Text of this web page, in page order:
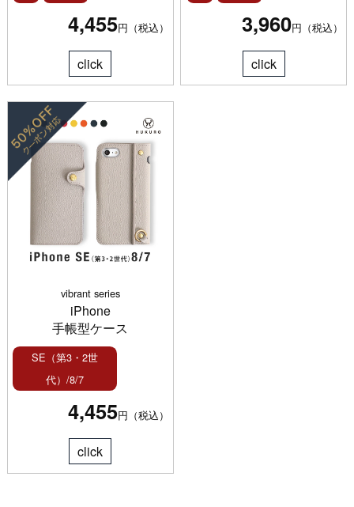
4,455円（税込）
click
3,960円（税込）
click
vibrant series
iPhone
手帳型ケース
SE（第3・2世
代）/8/7
4,455円（税込）
click